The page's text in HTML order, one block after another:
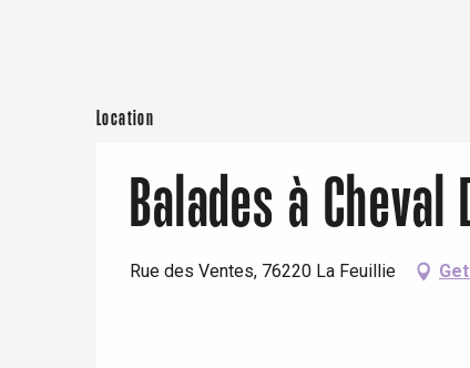
Rouen
Location
Balades à
Rue des Ventes, 76220 La Feuillie